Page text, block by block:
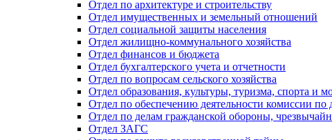
Отдел по архитектуре и строительству
Отдел имущественных и земельный отношений
Отдел социальной защиты населения
Отдел жилищно-коммунального хозяйства
Отдел финансов и бюджета
Отдел бухгалтерского учета и отчетности
Отдел по вопросам сельского хозяйства
Отдел образования, культуры, туризма, спорта и
Отдел по обеспечению деятельности комиссии
Отдел по делам гражданской обороны,
Отдел ЗАГС